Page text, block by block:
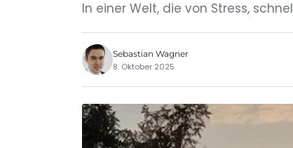
In einer Welt, die von Stress,
Sebastian Wagner
8. Oktober 2025